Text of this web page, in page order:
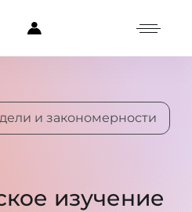
и закономерности
изучение